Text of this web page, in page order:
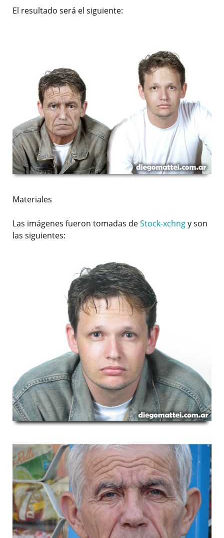
El resultado será el siguiente:
Materiales
Las imágenes fueron tomadas deStock-xchngy son
las siguientes: